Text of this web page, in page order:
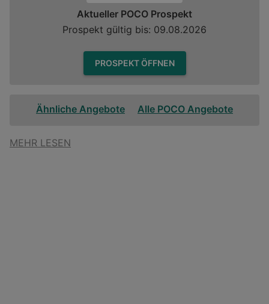
Aktueller POCO Prospekt
Prospekt gültig bis: 09.08.2026
PROSPEKT ÖFFNEN
Ähnliche Angebote Alle POCO Angebote
MEHR LESEN